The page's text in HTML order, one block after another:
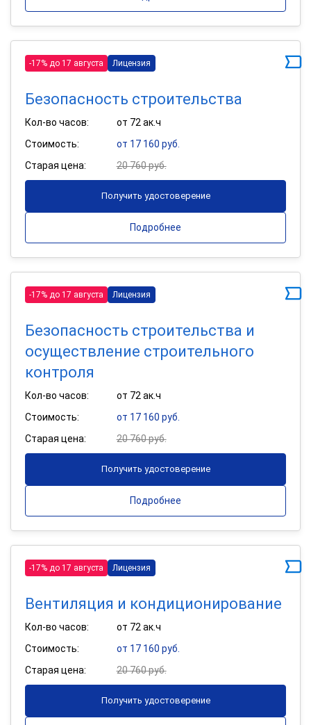
-17% до 17 августа Лицензия
Безопасность строительства
Кол-во часов:
от 72 ак.ч
Стоимость:
от 17 160 руб.
Старая цена:
20 760 руб.
Получить удостоверение
Подробнее
-17% до 17 августа Лицензия
Безопасность строительства и
осуществление строительного
контроля
Кол-во часов:
от 72 ак.ч
Стоимость:
от 17 160 руб.
Старая цена:
20 760 руб.
Получить удостоверение
Подробнее
-17% до 17 августа Лицензия
Вентиляция и кондиционирование
Кол-во часов:
от 72 ак.ч
Стоимость:
от 17 160 руб.
Старая цена:
20 760 руб.
Получить удостоверение